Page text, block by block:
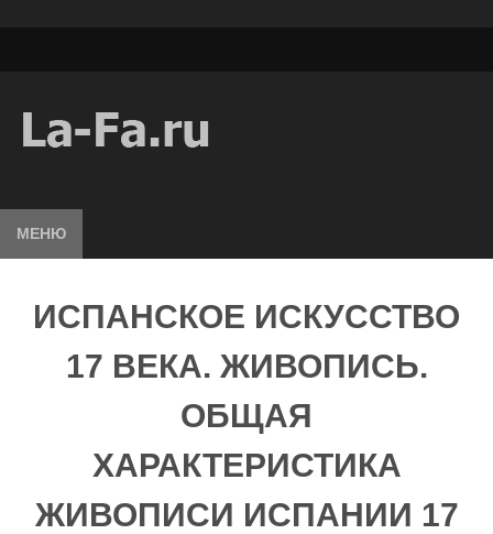
МЕНЮ
ИСПАНСКОЕ ИСКУССТВО
17 ВЕКА. ЖИВОПИСЬ.
ОБЩАЯ
ХАРАКТЕРИСТИКА
ЖИВОПИСИ ИСПАНИИ 17